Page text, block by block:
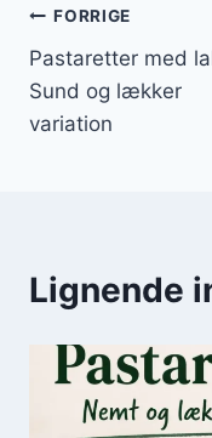
FORRIGE
Pastaretter med
Sund og lækker
variation
Lignende